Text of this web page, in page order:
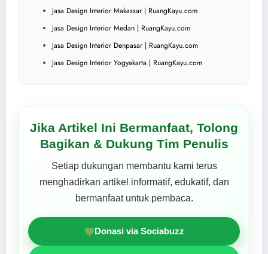
Jasa Design Interior Makassar | RuangKayu.com
Jasa Design Interior Medan | RuangKayu.com
Jasa Design Interior Denpasar | RuangKayu.com
Jasa Design Interior Yogyakarta | RuangKayu.com
Jika Artikel Ini Bermanfaat, Tolong
Bagikan & Dukung Tim Penulis
Setiap dukungan membantu kami terus
menghadirkan artikel informatif, edukatif, dan
bermanfaat untuk pembaca.
Donasi via Sociabuzz